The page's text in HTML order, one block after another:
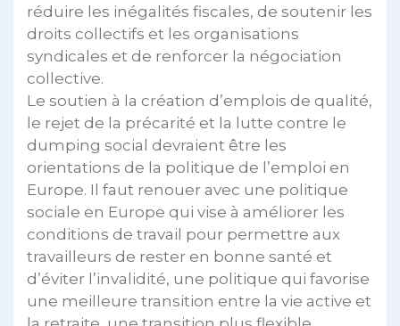
réduire les inégalités fiscales, de soutenir les
droits collectifs et les organisations
syndicales et de renforcer la négociation
collective.
Le soutien à la création d’emplois de qualité,
le rejet de la précarité et la lutte contre le
dumping social devraient être les
orientations de la politique de l’emploi en
Europe. Il faut renouer avec une politique
sociale en Europe qui vise à améliorer les
conditions de travail pour permettre aux
travailleurs de rester en bonne santé et
d’éviter l’invalidité, une politique qui favorise
une meilleure transition entre la vie active et